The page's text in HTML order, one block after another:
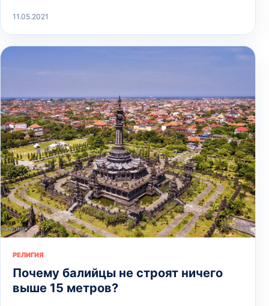
11.05.2021
РЕЛИГИЯ
Почему балийцы не строят ничего
выше 15 метров?